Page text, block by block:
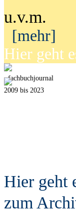
u.v.m.
[mehr]
Hier geht
fachbuchjournal
2009 bis 2023
Hier geht
zum